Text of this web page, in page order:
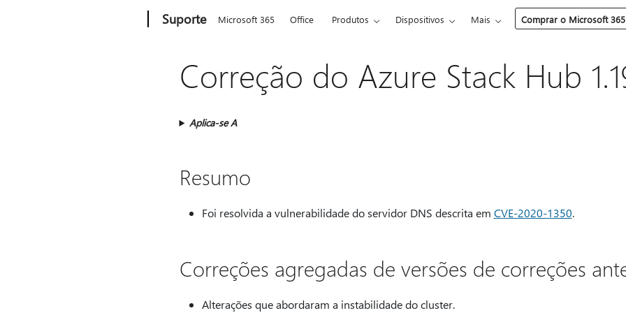
Suporte Microsoft 365 Office Produtos Dispositivos Mais Comprar o Microsoft 365
Correção do Azure Stack Hub
Aplica-se A
Resumo
Foi resolvida a vulnerabilidade do servidor DNS descrita em CVE-2020-1350.
Correções agregadas de versões de correções
Alterações que abordaram a instabilidade do cluster.